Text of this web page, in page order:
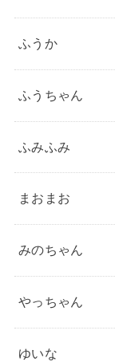
ふうか
ふうちゃん
ふみふみ
まおまお
みのちゃん
やっちゃん
ゆいな